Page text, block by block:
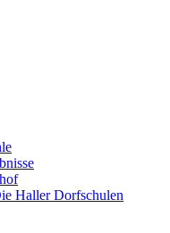
Haller Dorfschulen